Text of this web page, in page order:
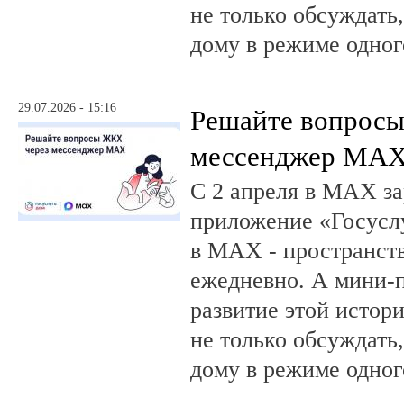
не только
дому в режиме
29.07.2026 - 15:16
Решайте
мессенджер
С 2 апреля в MAX
приложение
в MAX -
ежедневно. А мини-
развитие этой
не только
дому в режиме